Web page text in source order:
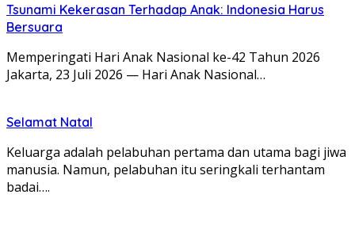
Tsunami Kekerasan Terhadap Anak: Indonesia Harus
Bersuara
Memperingati Hari Anak Nasional ke-42 Tahun 2026
Jakarta, 23 Juli 2026 — Hari Anak Nasional…
Selamat Natal
Keluarga adalah pelabuhan pertama dan utama bagi jiwa
manusia. Namun, pelabuhan itu seringkali terhantam
badai….